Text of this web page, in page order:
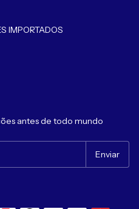
IMPORTADOS
antes de todo mundo